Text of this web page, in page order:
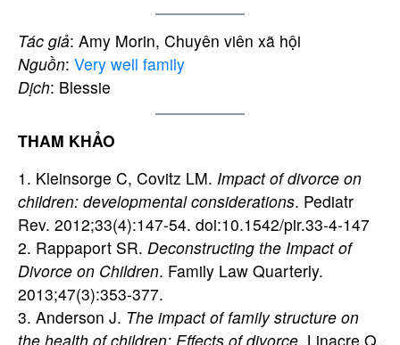
Tác giả: Amy Morin, Chuyên viên xã hội
Nguồn: Very well family
Dịch: Blessie
THAM KHẢO
1. Kleinsorge C, Covitz LM. Impact of divorce on
children: developmental considerations. Pediatr
Rev. 2012;33(4):147-54. doi:10.1542/pir.33-4-147
2. Rappaport SR. Deconstructing the Impact of
Divorce on Children. Family Law Quarterly.
2013;47(3):353-377.
3. Anderson J. The impact of family structure on
the health of children: Effects of divorce. Linacre Q.